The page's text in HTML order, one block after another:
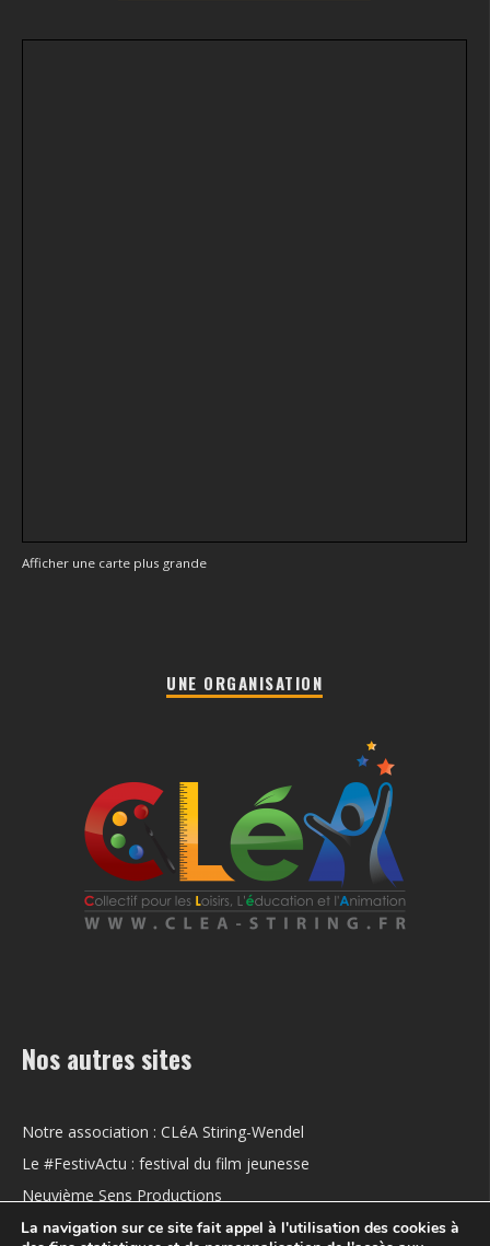
Afficher une carte plus grande
UNE ORGANISATION
Nos autres sites
Notre association : CLéA Stiring-Wendel
Le #FestivActu : festival du film jeunesse
Neuvième Sens Productions
La navigation sur ce site fait appel à l'utilisation des cookies à